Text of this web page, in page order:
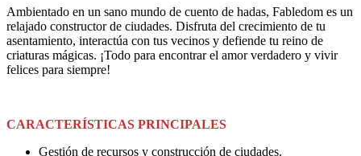
Ambientado en un sano mundo de cuento de hadas, Fabledom es un
relajado constructor de ciudades. Disfruta del crecimiento de tu
asentamiento, interactúa con tus vecinos y defiende tu reino de
criaturas mágicas. ¡Todo para encontrar el amor verdadero y vivir
felices para siempre!
CARACTERÍSTICAS PRINCIPALES
Gestión de recursos y construcción de ciudades.